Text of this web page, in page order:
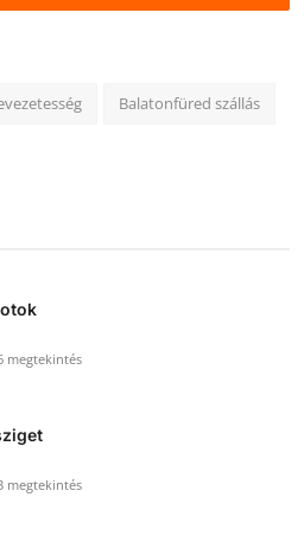
Balatonfüred szállás
megtekintés
megtekintés